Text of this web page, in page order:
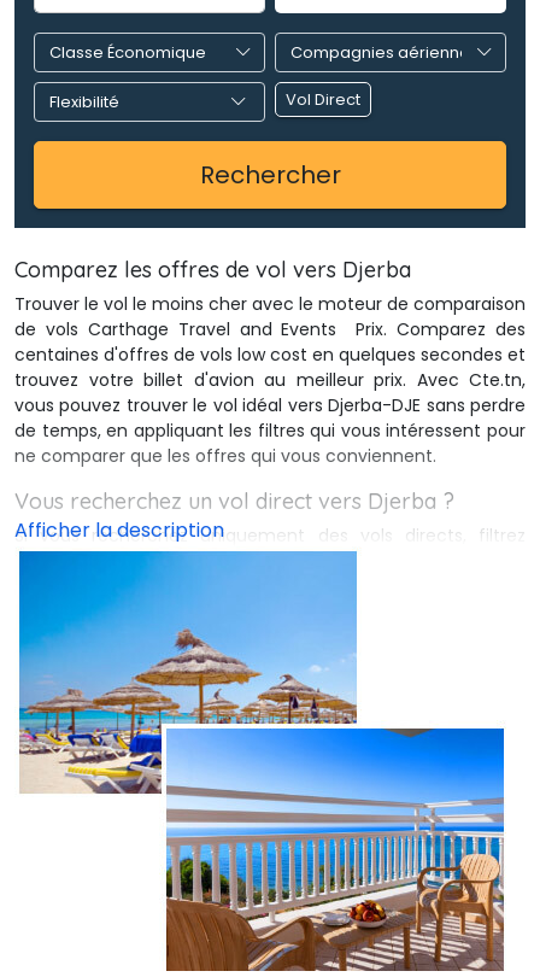
Vol Direct
Rechercher
Comparez les offres de vol vers Djerba
Trouver le vol le moins cher avec le moteur de comparaison
de vols Carthage Travel and Events Prix. Comparez des
centaines d'offres de vols low cost en quelques secondes et
trouvez votre billet d'avion au meilleur prix. Avec Cte.tn,
vous pouvez trouver le vol idéal vers Djerba-DJE sans perdre
de temps, en appliquant les filtres qui vous intéressent pour
ne comparer que les offres qui vous conviennent.
Vous recherchez un vol direct vers Djerba ?
Si vous recherchez uniquement des vols directs, filtrez
simplement votre recherche en sélectionnant le filtre
approprié et nous n'inclurons que les meilleures offres pour
vous en comparant
entreprises et agences opérant sur le web
Personnalisez votre recherche et trouvez le billet d'avion
idéal vers Djerba pour vous !
Trouver des vols directs vers Djerba
Cte.tn compare les offres de vol disponibles en fonction de
vos besoins, afin detrouver le billet d'avion idéal pour
. Vous voulez un vol sans escale ? Personnalisez votre
recherche en sélectionnant le filtre approprié et www.cte.tn
vous montrera uniquement les meilleures offres de vols
Djerba DJE.
Economisez de l'argent avec le comparateur